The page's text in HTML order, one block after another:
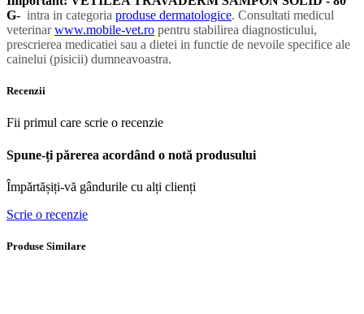
G- intra in categoria produse dermatologice. Consultati medicul
veterinarwww.mobile-vet.ro pentru stabilirea diagnosticului,
prescrierea medicatiei sau a dietei in functie de nevoile specifice ale
cainelui (pisicii) dumneavoastra.
Recenzii
Fii primul care scrie o recenzie
Spune-ți părerea acordând o notă produsului
Împărtășiți-vă gândurile cu alți clienți
Scrie o recenzie
Produse Similare